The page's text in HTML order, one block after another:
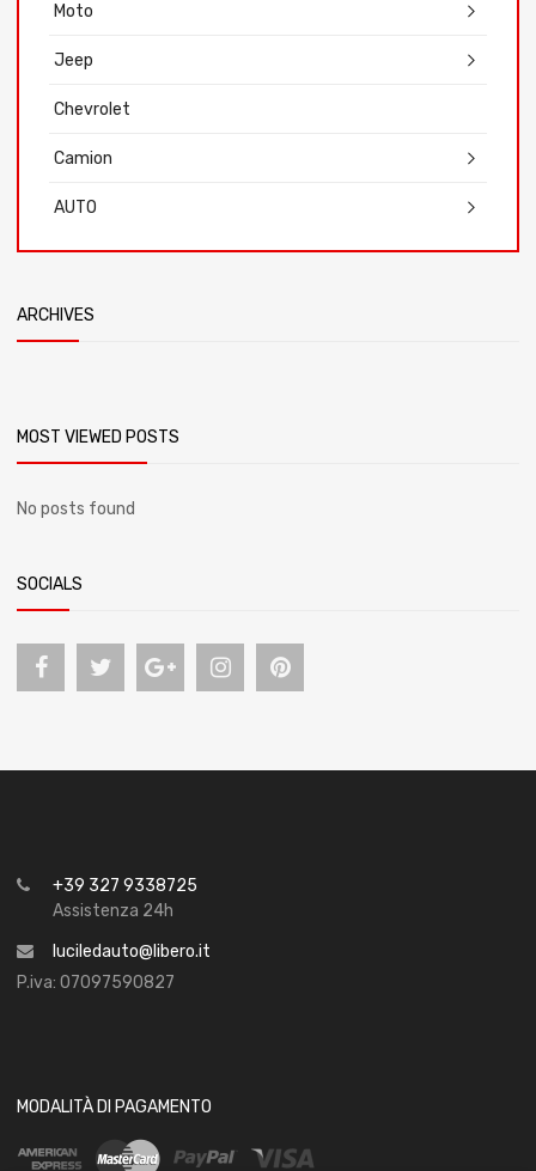
Moto
Jeep
Chevrolet
Camion
AUTO
ARCHIVES
MOST VIEWED POSTS
No posts found
SOCIALS
+39 327 9338725
Assistenza 24h
luciledauto@libero.it
P.iva: 07097590827
MODALITÀ DI PAGAMENTO